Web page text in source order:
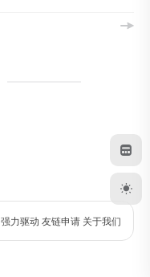
强力驱动 友链申请 关于我们